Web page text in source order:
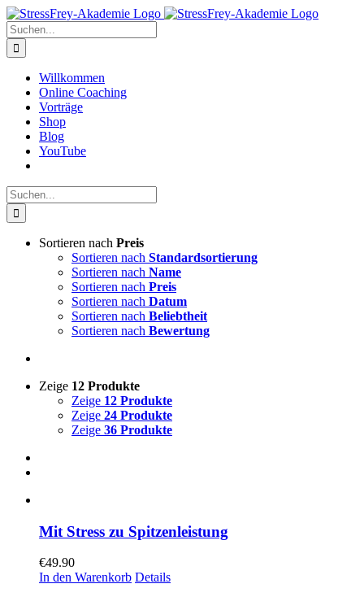
Zum
Inhalt
springen
Suche
nach:
Willkommen
Online Coaching
Vorträge
Shop
Blog
YouTube
Suche
nach:
Sortieren nach Preis
Sortieren nach Standardsortierung
Sortieren nach Name
Sortieren nach Preis
Sortieren nach Datum
Sortieren nach Beliebtheit
Sortieren nach Bewertung
Zeige 12 Produkte
Zeige 12 Produkte
Zeige 24 Produkte
Zeige 36 Produkte
Mit Stress zu Spitzenleistung
€49.90
In den Warenkorb Details